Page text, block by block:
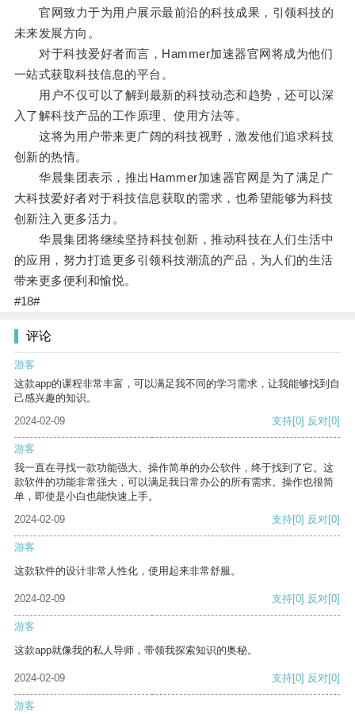
官网致力于为用户展示最前沿的科技成果，引领科技的
未来发展方向。
对于科技爱好者而言，Hammer加速器官网将成为他们
一站式获取科技信息的平台。
用户不仅可以了解到最新的科技动态和趋势，还可以深
入了解科技产品的工作原理、使用方法等。
这将为用户带来更广阔的科技视野，激发他们追求科技
创新的热情。
华晨集团表示，推出Hammer加速器官网是为了满足广
大科技爱好者对于科技信息获取的需求，也希望能够为科技
创新注入更多活力。
华晨集团将继续坚持科技创新，推动科技在人们生活中
的应用，努力打造更多引领科技潮流的产品，为人们的生活
带来更多便利和愉悦。
#18#
评论
游客
这款app的课程非常丰富，可以满足我不同的学习需求，让我能够找到自
己感兴趣的知识。
2024-02-09
支持[0] 反对[0]
游客
我一直在寻找一款功能强大、操作简单的办公软件，终于找到了它。这
款软件的功能非常强大，可以满足我日常办公的所有需求。操作也很简
单，即使是小白也能快速上手。
2024-02-09
支持[0] 反对[0]
游客
这款软件的设计非常人性化，使用起来非常舒服。
2024-02-09 支持[0] 反对[0]
游客
这款app就像我的私人导师，带领我探索知识的奥秘。
2024-02-09 支持[0] 反对[0]
游客